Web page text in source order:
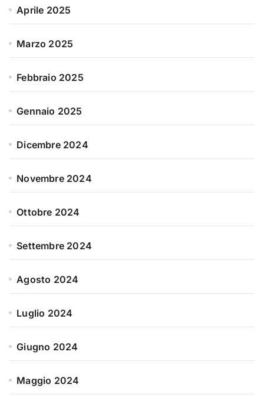
Aprile 2025
Marzo 2025
Febbraio 2025
Gennaio 2025
Dicembre 2024
Novembre 2024
Ottobre 2024
Settembre 2024
Agosto 2024
Luglio 2024
Giugno 2024
Maggio 2024